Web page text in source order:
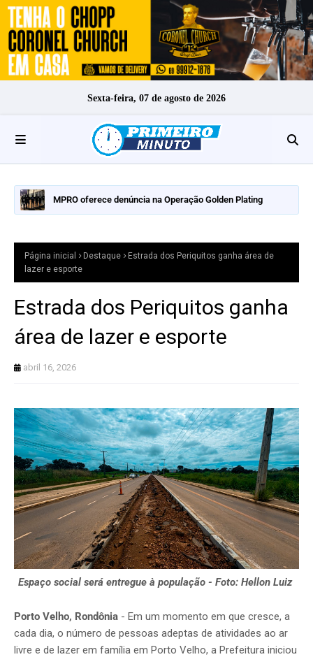
Sexta-feira, 07 de agosto de 2026
MPRO oferece denúncia na Operação Golden Plating
Página inicial Destaque
Estrada dos Periquitos ganha área de
lazer e esporte
Estrada dos Periquitos ganha
área de lazer e esporte
abril 16, 2026
Espaço social será entregue à população - Foto: Hellon Luiz
Porto Velho, Rondônia - Em um momento em que cresce, a
cada dia, o número de pessoas adeptas de atividades ao ar
livre e de lazer em família em Porto Velho, a Prefeitura iniciou